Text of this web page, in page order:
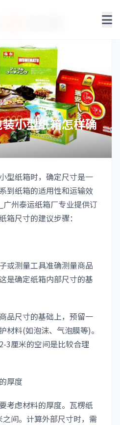
小型纸箱怎样确
纸箱时，确定尺寸是一
到纸箱的适用性和运输效
州泰运纸箱厂专业提供订
箱尺寸的建议步骤：
测量工具准确测量商品
是确定纸箱内部尺寸的基
尺寸的基础上，预留一
材料(如泡沫、气泡膜等)。
3厘米的空间是比较合理
厚度
虑材料的厚度。瓦楞纸
间。计算外部尺寸时，需